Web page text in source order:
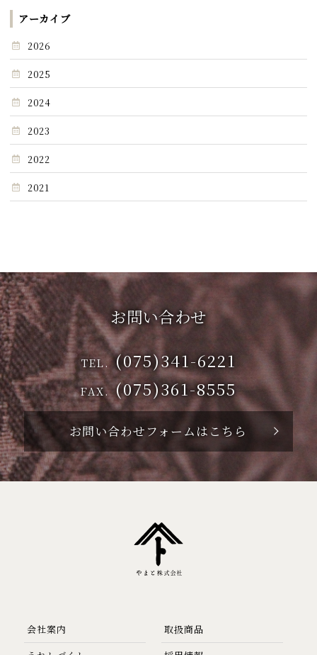
アーカイブ
2026
2025
2024
2023
2022
2021
お問い合わせ
TEL. (075)341-6221
FAX.(075)361-8555
お問い合わせフォームはこちら
会社案内
取扱商品